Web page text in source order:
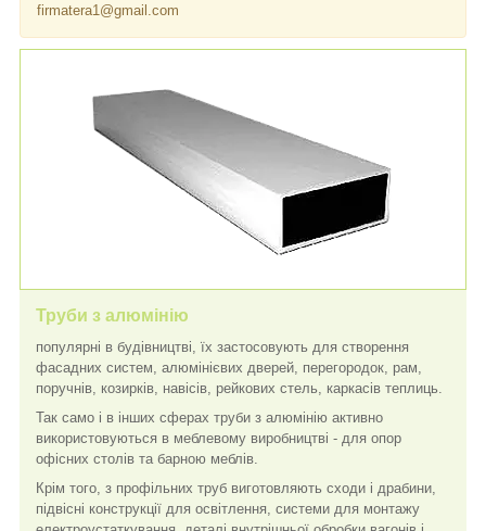
firmatera1@gmail.com
Труби з алюмінію
популярні в будівництві, їх застосовують для створення
фасадних систем, алюмінієвих дверей, перегородок, рам,
поручнів, козирків, навісів, рейкових стель, каркасів теплиць.
Так само і в інших сферах труби з алюмінію активно
використовуються в меблевому виробництві - для опор
офісних столів та барною меблів.
Крім того, з профільних труб виготовляють сходи і драбини,
підвісні конструкції для освітлення, системи для монтажу